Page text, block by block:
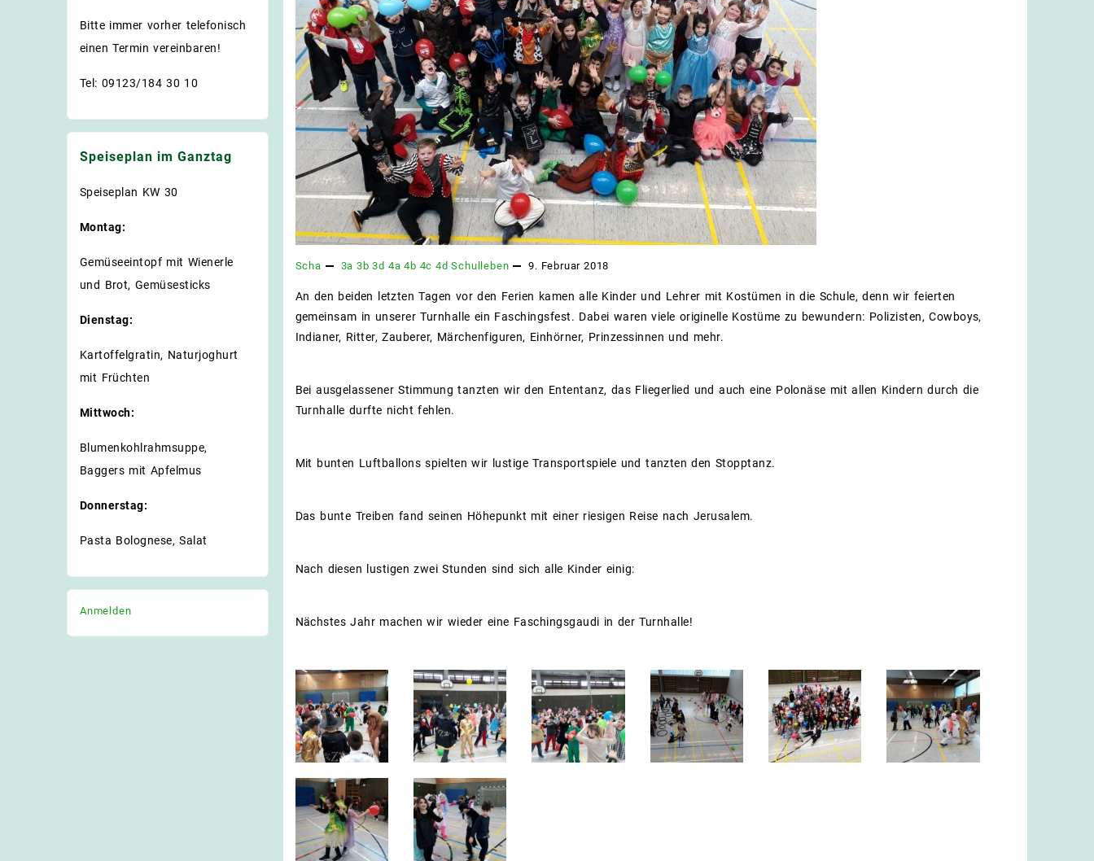
Scha 3a 3b 3d 4a 4b 4c 4d Schulleben 9. Februar 2018
An den beiden letzten Tagen vor den Ferien kamen alle Kinder und Lehrer mit Kostümen in die Schule, denn wir feierten
gemeinsam in unserer Turnhalle ein Faschingsfest. Dabei waren viele originelle Kostüme zu bewundern: Polizisten, Cowboys,
Indianer, Ritter, Zauberer, Märchenfiguren, Einhörner, Prinzessinnen und mehr.
Bei ausgelassener Stimmung tanzten wir den Ententanz, das Fliegerlied und auch eine Polonäse mit allen Kindern durch die
Turnhalle durfte nicht fehlen.
Mit bunten Luftballons spielten wir lustige Transportspiele und tanzten den Stopptanz.
Das bunte Treiben fand seinen Höhepunkt mit einer riesigen Reise nach Jerusalem.
Nach diesen lustigen zwei Stunden sind sich alle Kinder einig:
Nächstes Jahr machen wir wieder eine Faschingsgaudi in der Turnhalle!
Bitte immer vorher telefonisch
einen Termin vereinbaren!
Tel: 09123/184 30 10
Speiseplan im Ganztag
Speiseplan KW 30
Montag:
Gemüseeintopf mit Wienerle
und Brot, Gemüsesticks
Dienstag:
Kartoffelgratin, Naturjoghurt
mit Früchten
Mittwoch:
Blumenkohlrahmsuppe,
Baggers mit Apfelmus
Donnerstag:
Pasta Bolognese, Salat
Anmelden